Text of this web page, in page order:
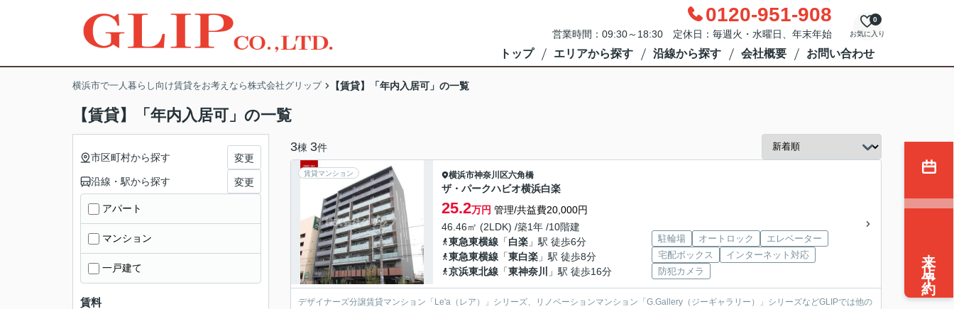
0120-951-908
営業時間：09:30～18:30 定休日：毎週火・水曜日、年末年始 お気に入り
0
トップ エリアから探す 沿線から探す 会社概要 お問い合わせ
横浜市で一人暮らし向け賃貸をお考えなら株式会社グリップ 【賃貸】「年内入居可」の一覧
【賃貸】「年内入居可」の一覧
3棟 3件
賃貸マンション 横浜市神奈川区六角橋
ザ・パークハビオ横浜白楽
25.2万円 管理/共益費20,000円
46.46㎡ (2LDK) /築1年 /10階建
東急東横線 「白楽 」駅 徒歩6分
東急東横線 「東白楽 」駅 徒歩8分
京浜東北線 「東神奈川 」駅 徒歩16分
駐輪場 オートロック
エレベーター
宅配ボックス
インターネット対応
防犯カメラ
デザイナーズ分譲賃貸マンション「Le'a（レア）」シリーズ、リノベーションマンション「G.Gallery（ジーギャラリー）」シリーズなどGLIPでは他の
市区町村から探す 変更
沿線・駅から探す 変更
アパート
マンション
一戸建て
賃料
来店予約